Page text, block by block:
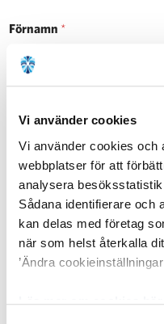
Vi använder cookies
Vi använder cookies och
webbplatser för att
analysera
Sådana identifierare och
kan delas med företag
när som helst återkalla
’Ändra
Läs mer om cookies
Förnamn *
Efternamn*
E-post*